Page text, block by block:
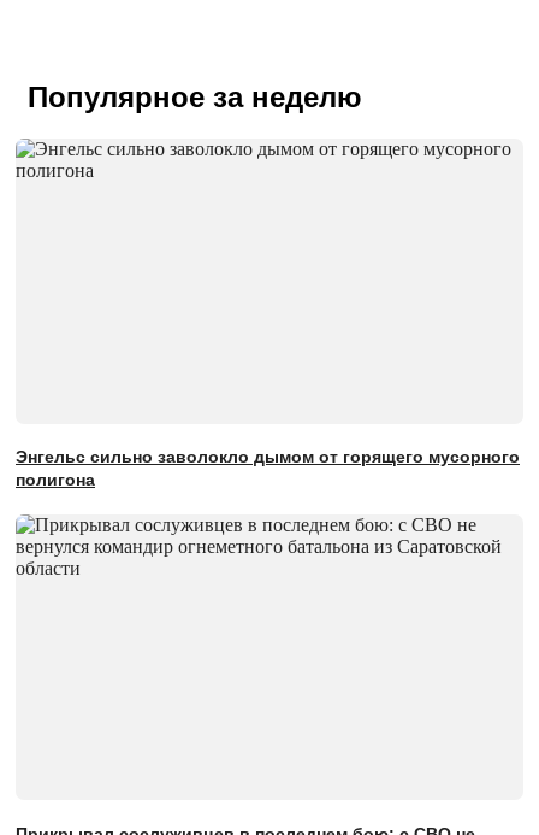
Популярное за неделю
Энгельс сильно заволокло дымом от горящего мусорного
полигона